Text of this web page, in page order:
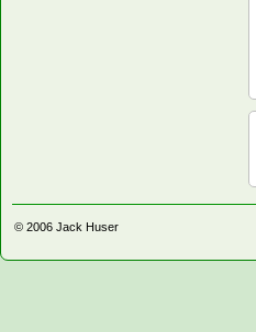
© 2006 Jack Huser